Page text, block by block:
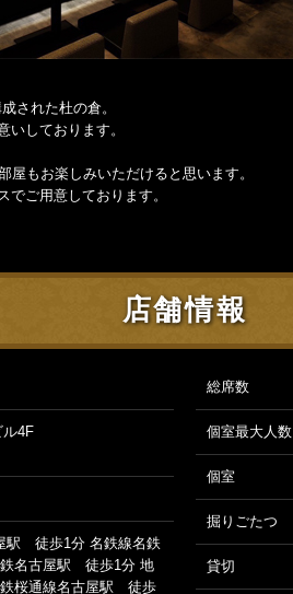
された杜の倉。
しております。
もお楽しみいただけると思います。
ご用意しております。
店舗情報
ル4F
駅 徒歩1分 名鉄線名鉄
名古屋駅 徒歩1分 地
桜通線名古屋駅 徒歩
総席数
個室最大人数
個室
掘りごたつ
貸切